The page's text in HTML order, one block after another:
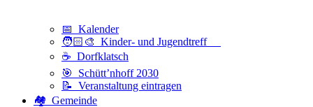
📅 Kalender
🧑🏻‍🎨 Kinder- und Jugendtreff
☕ Dorfklatsch
🎯 Schütt’nhoff 2030
📝 Veranstaltung eintragen
🏘️ Gemeinde